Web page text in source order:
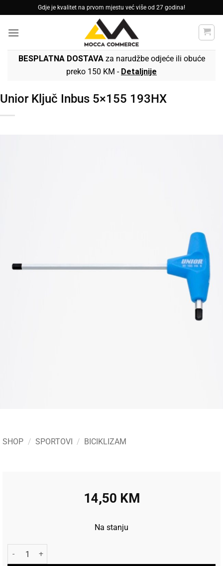
to
content
Gdje je kvalitet na prvom mjestu već više od 27 godina!
BESPLATNA DOSTAVAza narudžbe odjeće ili obuće
preko 150 KM - Detaljnije
Unior Ključ Inbus 5×155 193HX
SHOP / SPORTOVI / BICIKLIZAM
14,50 KM
Na stanju
Unior Ključ Inbus 5x155 193HX količina